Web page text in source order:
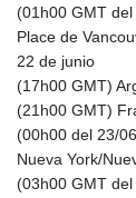
(01h00 GMT
Place de
22 de junio
(17h00 GMT)
(21h00 GMT)
(00h00 del 23/
Nueva York/
(03h00 GMT